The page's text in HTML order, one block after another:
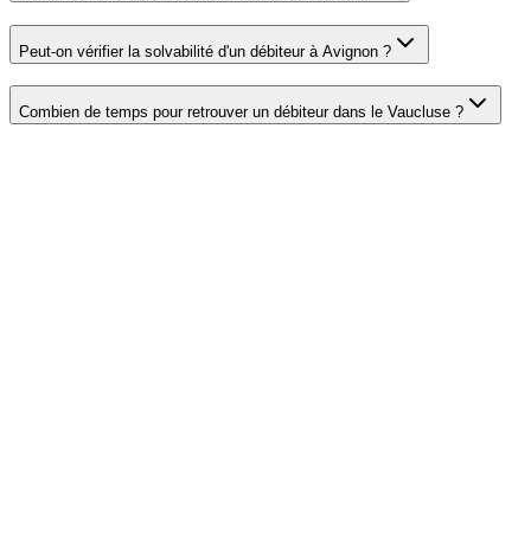
Peut-on vérifier la solvabilité d'un débiteur à Avignon ?
Combien de temps pour retrouver un débiteur dans le Vaucluse ?